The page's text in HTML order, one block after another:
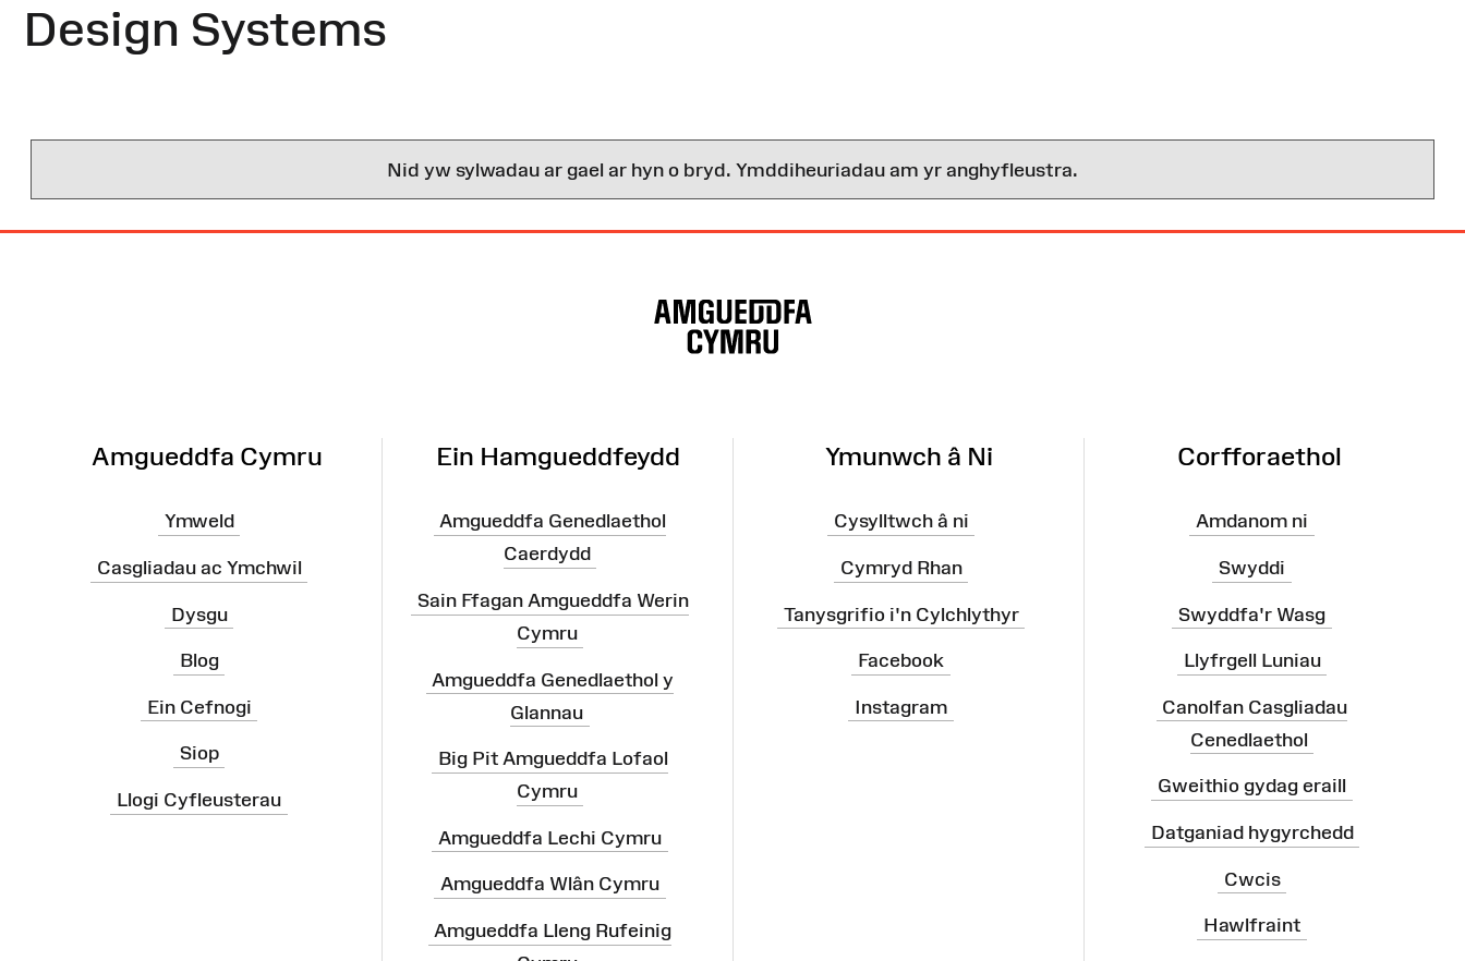
Design Systems
Nid yw sylwadau ar gael ar hyn o bryd. Ymddiheuriadau am yr anghyfleustra.
Amgueddfa Cymru
Ymweld
Casgliadau ac Ymchwil
Dysgu
Blog
Ein Cefnogi
Siop
Llogi Cyfleusterau
Ein Hamgueddfeydd
Amgueddfa Genedlaethol
Caerdydd
Sain Ffagan Amgueddfa Werin
Cymru
Amgueddfa Genedlaethol y
Glannau
Big Pit Amgueddfa Lofaol
Cymru
Amgueddfa Lechi Cymru
Amgueddfa Wlân Cymru
Amgueddfa Lleng Rufeinig
Ymunwch â Ni
Cysylltwch â ni
Cymryd Rhan
Tanysgrifio i'n Cylchlythyr
Facebook
Instagram
Corfforaethol
Amdanom ni
Swyddi
Swyddfa'r Wasg
Llyfrgell Luniau
Canolfan Casgliadau
Cenedlaethol
Gweithio gydag eraill
Datganiad hygyrchedd
Cwcis
Hawlfraint